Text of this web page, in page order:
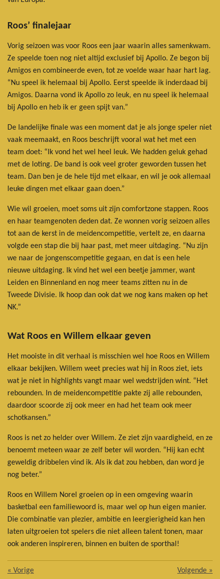
Roos’ finalejaar
Vorig seizoen was voor Roos een jaar waarin alles samenkwam.
Ze speelde toen nog niet altijd exclusief bij Apollo. Ze begon bij
Amigos en combineerde even, tot ze voelde waar haar hart lag.
“Nu speel ik helemaal bij Apollo. Eerst speelde ik inderdaad bij
Amigos. Daarna vond ik Apollo zo leuk, en nu speel ik helemaal
bij Apollo en heb ik er geen spijt van.”
De landelijke finale was een moment dat je als jonge speler niet
vaak meemaakt, en Roos beschrijft vooral wat het met een
team doet: “Ik vond het wel heel leuk. We hadden geluk gehad
met de loting. De band is ook veel groter geworden tussen het
team. Dan ben je de hele tijd met elkaar, en wil je ook allemaal
leuke dingen met elkaar gaan doen.”
Wie wil groeien, moet soms uit zijn comfortzone stappen. Roos
en haar teamgenoten deden dat. Ze wonnen vorig seizoen alles
tot aan de kerst in de meidencompetitie, vertelt ze, en daarna
volgde een stap die bij haar past, met meer uitdaging. “Nu zijn
we naar de jongenscompetitie gegaan, en dat is een hele
nieuwe uitdaging. Ik vind het wel een beetje jammer, want
Leiden en Binnenland en nog meer teams zitten nu in de
Tweede Divisie. Ik hoop dan ook dat we nog kans maken op het
NK.”
Wat Roos en Willem elkaar geven
Het mooiste in dit verhaal is misschien wel hoe Roos en Willem
elkaar bekijken. Willem weet precies wat hij in Roos ziet, iets
wat je niet in highlights vangt maar wel wedstrijden wint. “Het
rebounden. In de meidencompetitie pakte zij alle rebounden,
daardoor scoorde zij ook meer en had het team ook meer
schotkansen.”
Roos is net zo helder over Willem. Ze ziet zijn vaardigheid, en ze
benoemt meteen waar ze zelf beter wil worden. “Hij kan echt
geweldig dribbelen vind ik. Als ik dat zou hebben, dan word je
nog beter.”
Roos en Willem Norel groeien op in een omgeving waarin
basketbal een familiewoord is, maar wel op hun eigen manier.
Die combinatie van plezier, ambitie en leergierigheid kan hen
laten uitgroeien tot spelers die niet alleen talent tonen, maar
ook anderen inspireren, binnen en buiten de sporthal!
« Vorige Volgende »